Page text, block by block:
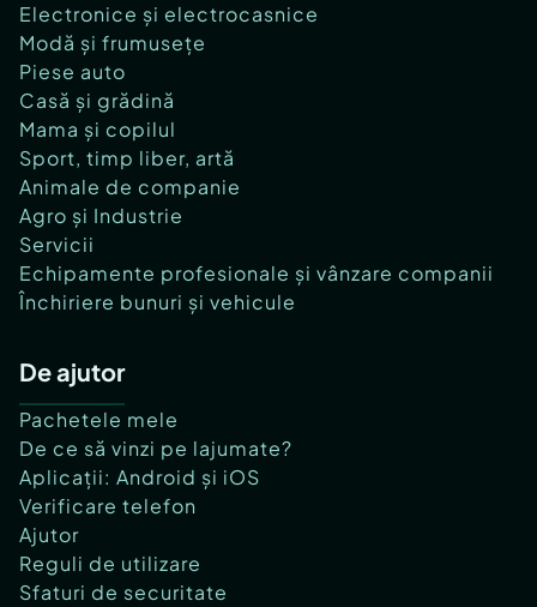
Electronice și electrocasnice
Modă și frumusețe
Piese auto
Casă și grădină
Mama și copilul
Sport, timp liber, artă
Animale de companie
Agro și Industrie
Servicii
Echipamente profesionale și vânzare companii
Închiriere bunuri și vehicule
De ajutor
Pachetele mele
De ce să vinzi pe lajumate?
Aplicații: Android și iOS
Verificare telefon
Ajutor
Reguli de utilizare
Sfaturi de securitate